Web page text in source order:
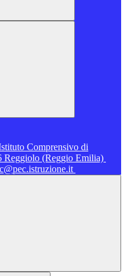
Comprensivo di
(Reggio Emilia)